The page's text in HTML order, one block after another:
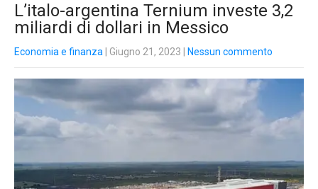
L’italo-argentina Ternium investe 3,2
miliardi di dollari in Messico
Economia e finanza | Giugno 21, 2023 Nessun commento